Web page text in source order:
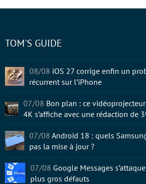
TOM'S GUIDE
08/08 iOS 27 corrige enfin un
récurrent sur l’iPhone
07/08 Bon plan : ce
4K s’affiche avec une rédaction de
07/08 Android 18 : quels
pas la mise à jour ?
07/08 Google Messages
plus gros défauts